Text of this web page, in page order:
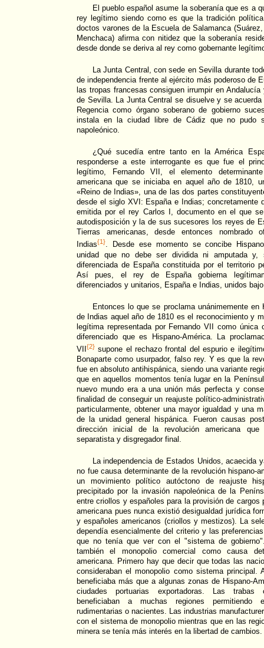
El pueblo español asume la soberanía que es a
rey legítimo siendo como es que la tradición
doctos varones de la Escuela de Salamanca
Menchaca) afirma con nitidez que la soberanía
desde donde se deriva al rey como gobernante
La Junta Central, con sede en Sevilla durante
de independencia frente al ejército más poderoso de
las tropas francesas consiguen irrumpir en
de Sevilla. La Junta Central se disuelve y se
Regencia como órgano soberano de gobierno
instala en la ciudad libre de Cádiz que no pudo
napoleónico.
¿Qué sucedía entre tanto en la América
responderse a este interrogante es que fue el
legítimo, Fernando VII, el elemento
americana que se iniciaba en aquel año de 1810,
«Reino de Indias», una de las dos partes
desde el siglo XVI: España e Indias; concretamente
emitida por el rey Carlos I, documento en el que
autodisposición y la de sus sucesores los reyes de
Tierras americanas, desde entonces nombrado
Indias{1}. Desde ese momento se concibe
unidad que no debe ser dividida ni amputada y,
diferenciada de España constituida por el territorio
Así pues, el rey de España gobierna
diferenciados y unitarios, España e Indias, unidos
Entonces lo que se proclama unánimemente en
de Indias aquel año de 1810 es el reconocimiento y
legítima representada por Fernando VII como
diferenciado que es Hispano-América. La
VII
{2} supone el rechazo frontal del espurio e
Bonaparte como usurpador, falso rey. Y es que la
fue en absoluto antihispánica, siendo una variante
que en aquellos momentos tenía lugar en la
nuevo mundo era a una unión más perfecta y
finalidad de conseguir un reajuste político-
particularmente, obtener una mayor igualdad y una
de la unidad general hispánica. Fueron causas
dirección inicial de la revolución americana
separatista y disgregador final.
La independencia de Estados Unidos, acaecida
no fue causa determinante de la revolución hispano-
un movimiento político autóctono de reajuste
precipitado por la invasión napoleónica de la
entre criollos y españoles para la provisión de
americana pues nunca existió desigualdad jurídica
y españoles americanos (criollos y mestizos). La
dependía esencialmente del criterio y las
que no tenía que ver con el "sistema de
también el monopolio comercial como causa
americana. Primero hay que decir que todas las
consideraban el monopolio como sistema principal.
beneficiaba más que a algunas zonas de Hispano-
ciudades portuarias exportadoras. Las trabas
beneficiaban a muchas regiones permitiendo
rudimentarias o nacientes. Las industrias
con el sistema de monopolio mientras que en las
minera se tenía más interés en la libertad de cambios.